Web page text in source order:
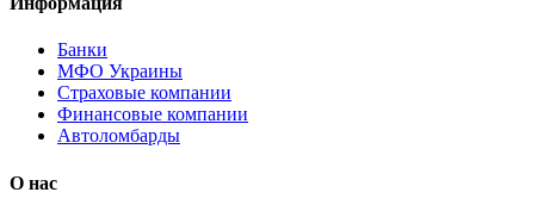
Банки
МФО Украины
Страховые компании
Финансовые компании
Автоломбарды
О нас